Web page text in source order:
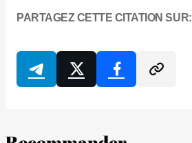
PARTAGEZ CETTE CITATION SUR: